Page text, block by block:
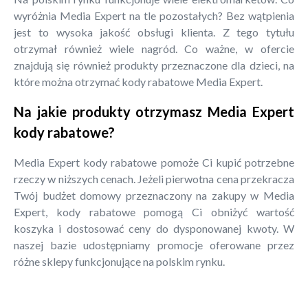
wyróżnia Media Expert na tle pozostałych? Bez wątpienia
jest to wysoka jakość obsługi klienta. Z tego tytułu
otrzymał również wiele nagród. Co ważne, w ofercie
znajdują się również produkty przeznaczone dla dzieci, na
które można otrzymać kody rabatowe Media Expert.
Na jakie produkty otrzymasz Media Expert
kody rabatowe?
Media Expert kody rabatowe pomoże Ci kupić potrzebne
rzeczy w niższych cenach. Jeżeli pierwotna cena przekracza
Twój budżet domowy przeznaczony na zakupy w Media
Expert, kody rabatowe pomogą Ci obniżyć wartość
koszyka i dostosować ceny do dysponowanej kwoty. W
naszej bazie udostępniamy promocje oferowane przez
różne sklepy funkcjonujące na polskim rynku.